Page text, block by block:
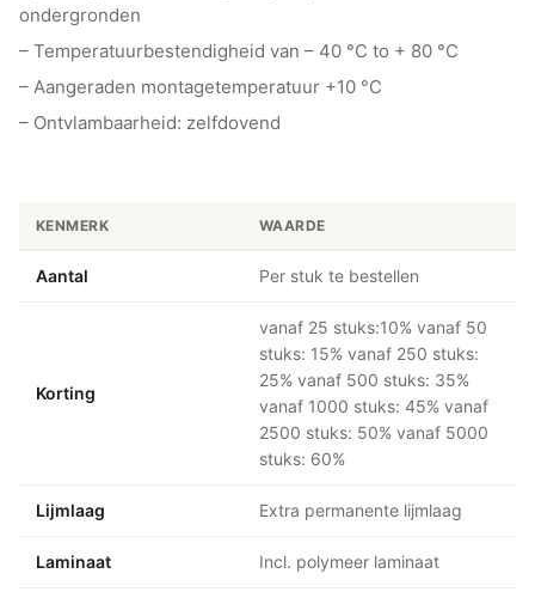
ondergronden
– Temperatuurbestendigheid van – 40 °C to + 80 °C
– Aangeraden montagetemperatuur +10 °C
– Ontvlambaarheid: zelfdovend
KENMERK WAARDE
Aantal Per stuk te bestellen
Korting
vanaf 25 stuks:10% vanaf 50
stuks: 15% vanaf 250 stuks:
25% vanaf 500 stuks: 35%
vanaf 1000 stuks: 45% vanaf
2500 stuks: 50% vanaf 5000
stuks: 60%
Lijmlaag Extra permanente lijmlaag
Laminaat Incl. polymeer laminaat